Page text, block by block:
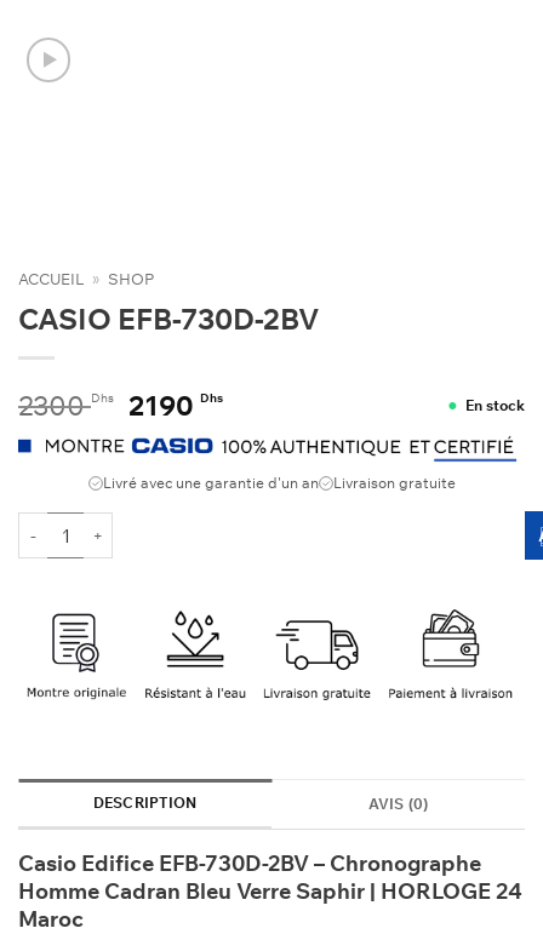
ACCUEIL » SHOP
CASIO EFB-730D-2BV
2300Dhs Le
prix
initial
était :
2190 DhsLe
prix
actuel
est :
En stock
Livré avec une garantie d'un an Livraison gratuite
DESCRIPTION AVIS (0)
Casio Edifice EFB-730D-2BV – Chronographe
Homme Cadran Bleu Verre Saphir | HORLOGE 24
Maroc